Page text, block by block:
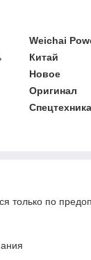
Weichai
Китай
Новое
Оригинал
Спецтехника
только по